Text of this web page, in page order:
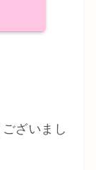
ざいまし